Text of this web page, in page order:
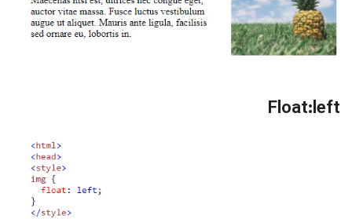
Float:left